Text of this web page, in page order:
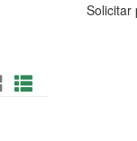
Solicitar